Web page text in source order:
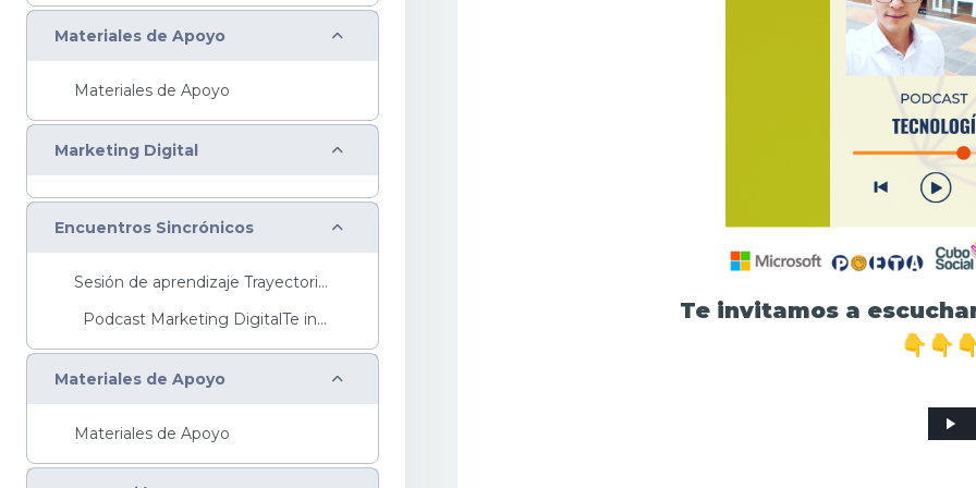
Materiales de Apoyo Colapsar
Materiales de Apoyo
Marketing Digital Colapsar
Encuentros Sincrónicos Colapsar
Sesión de aprendizaje Trayectoria Básica ...
Podcast Marketing DigitalTe invitamos ...
Materiales de Apoyo Colapsar
Materiales de Apoyo
Te invitamos a
R
e